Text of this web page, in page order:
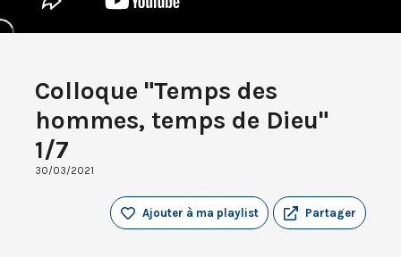
Colloque "Temps des
hommes, temps de Dieu"
1/7
30/03/2021
Partager
Ajouter à ma playlist